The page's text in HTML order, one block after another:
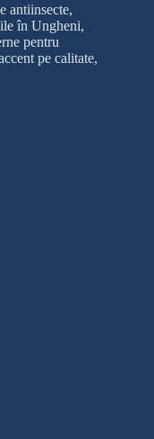
antiinsecte,
în Ungheni,
pentru
pe calitate,